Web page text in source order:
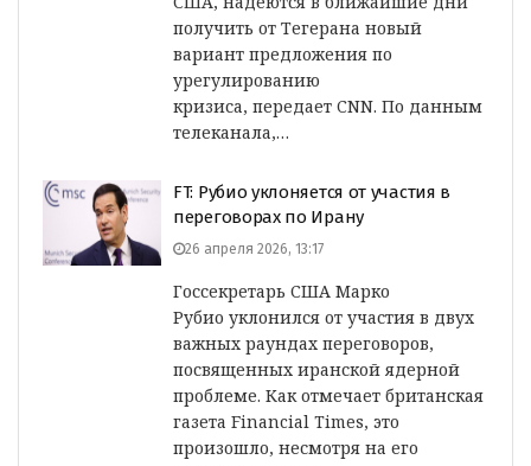
получить от Тегерана новый
вариант предложения по
урегулированию
кризиса, передает CNN. По данным
телеканала,…
FT: Рубио уклоняется от участия в
переговорах по Ирану
26 апреля 2026, 13:17
Госсекретарь США Марко
Рубио уклонился от участия в двух
важных раундах переговоров,
посвященных иранской ядерной
проблеме. Как отмечает британская
газета Financial Times, это
произошло, несмотря на его